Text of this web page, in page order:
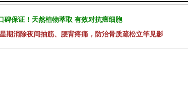
碑保证！天然植物萃取 有效对抗癌细胞
期消除夜间抽筋、腰背疼痛，防治骨质疏松立竿见影